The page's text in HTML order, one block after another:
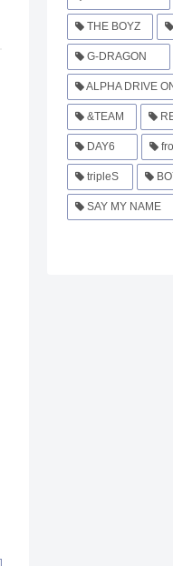
THE BOYZ
G-DRAGON
ALPHA DRIVE
&TEAM
DAY6
tripleS
SAY MY NAME